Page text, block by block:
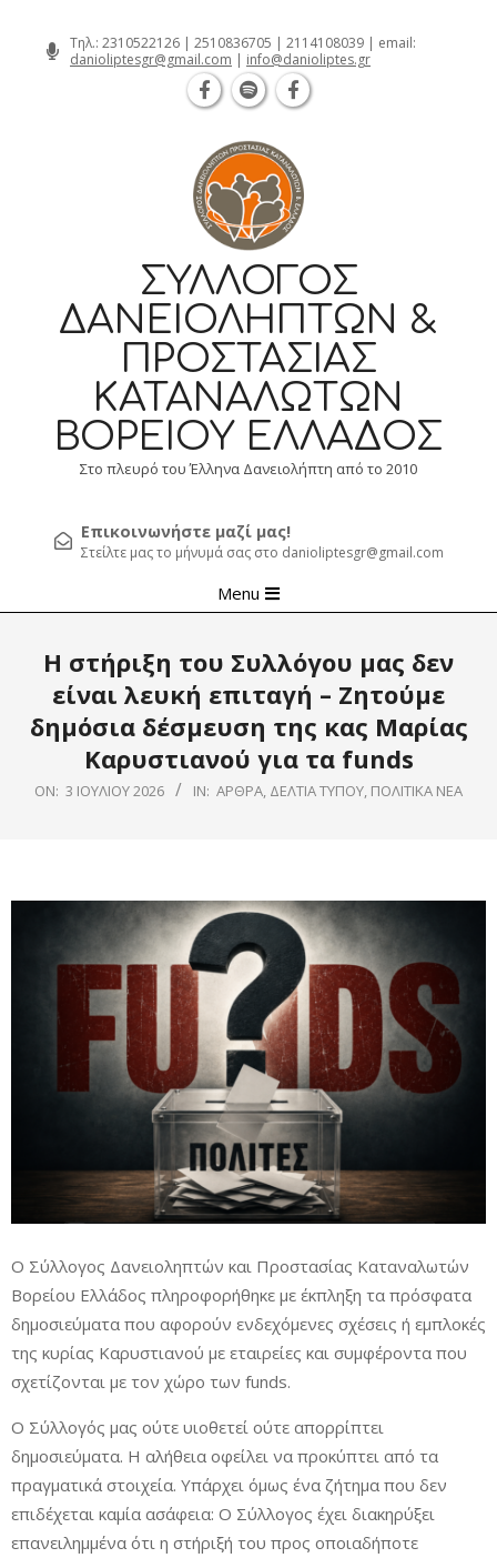
Τηλ.: 2310522126 | 2510836705 | 2114108039 | email:
danioliptesgr@gmail.com | info@danioliptes.gr
ΣΎΛΛΟΓΟΣ
ΔΑΝΕΙΟΛΗΠΤΏΝ &
ΠΡΟΣΤΑΣΊΑΣ
ΚΑΤΑΝΑΛΩΤΏΝ
ΒΟΡΕΊΟΥ ΕΛΛΆΔΟΣ
Στο πλευρό του Έλληνα Δανειολήπτη από το 2010
Επικοινωνήστε μαζί μας!
Στείλτε μας το μήνυμά σας στο danioliptesgr@gmail.com
Navigation
Menu
Η στήριξη του Συλλόγου μας δεν
είναι λευκή επιταγή – Ζητούμε
δημόσια δέσμευση της κας Μαρίας
Καρυστιανού για τα funds
ON: 3 ΙΟΥΛΊΟΥ 2026 IN: ΆΡΘΡΑ, ΔΕΛΤΊΑ ΤΎΠΟΥ, ΠΟΛΙΤΙΚΆ ΝΈΑ
Ο Σύλλογος Δανειοληπτών και Προστασίας Καταναλωτών
Βορείου Ελλάδος πληροφορήθηκε με έκπληξη τα πρόσφατα
δημοσιεύματα που αφορούν ενδεχόμενες σχέσεις ή εμπλοκές
της κυρίας Καρυστιανού με εταιρείες και συμφέροντα που
σχετίζονται με τον χώρο των funds.
Ο Σύλλογός μας ούτε υιοθετεί ούτε απορρίπτει
δημοσιεύματα. Η αλήθεια οφείλει να προκύπτει από τα
πραγματικά στοιχεία. Υπάρχει όμως ένα ζήτημα που δεν
επιδέχεται καμία ασάφεια: Ο Σύλλογος έχει διακηρύξει
επανειλημμένα ότι η στήριξή του προς οποιαδήποτε